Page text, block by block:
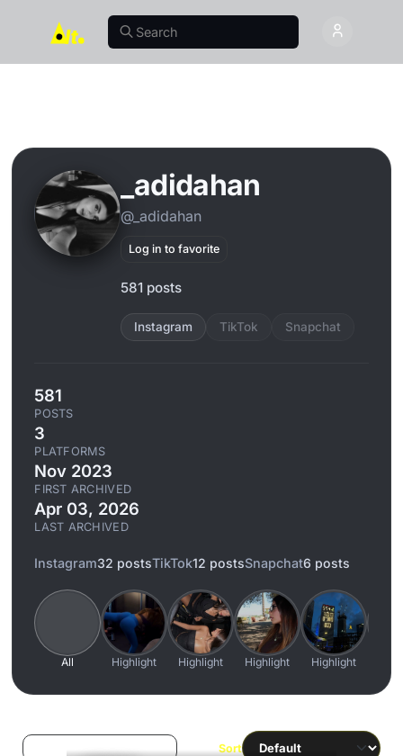
_adidahan
@_adidahan
Log in to favorite
581 posts
Instagram TikTok Snapchat
581
POSTS
3
PLATFORMS
Nov 2023
FIRST ARCHIVED
Apr 03, 2026
LAST ARCHIVED
Instagram32 postsTikTok12 postsSnapchat6 posts
All Highlight Highlight Highlight Highlight
Sort